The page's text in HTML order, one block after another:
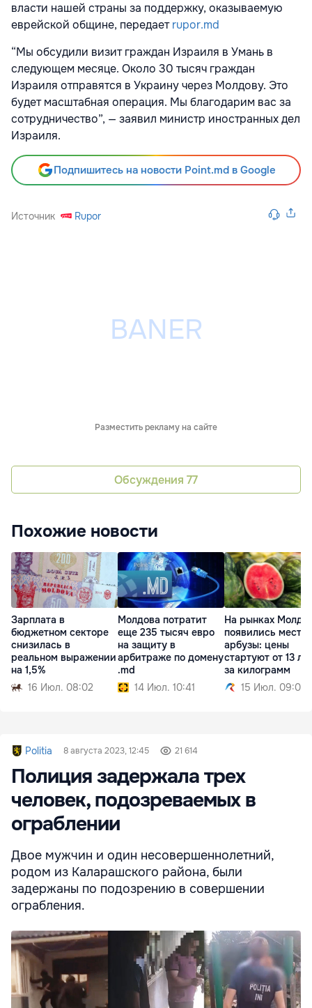
власти нашей страны за поддержку, оказываемую
еврейской общине, передаетrupor.md
“Мы обсудили визит граждан Израиля в Умань в
следующем месяце. Около 30 тысяч граждан
Израиля отправятся в Украину через Молдову. Это
будет масштабная операция. Мы благодарим вас за
сотрудничество”, — заявил министр иностранных дел
Израиля.
Подпишитесь на новости Point.md в Google
Источник Rupor
Разместить рекламу на сайте
Обсуждения 77
Похожие новости
Зарплата в
бюджетном секторе
снизилась в
реальном выражении
на 1,5%
16 Июл. 08:02
Молдова потратит
еще 235 тысяч евро
на защиту в
арбитраже по домену
.md
14 Июл. 10:41
На рынках
появились
арбузы: цены
стартуют от 13
за килограмм
15 Июл. 09:01
Politia 8 августа 2023, 12:45 21 614
Полиция задержала трех
человек, подозреваемых в
ограблении
Двое мужчин и один несовершеннолетний,
родом из Каларашского района, были
задержаны по подозрению в совершении
ограбления.